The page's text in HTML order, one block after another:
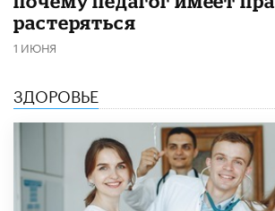
растеряться
1 ИЮНЯ
ЗДОРОВЬЕ